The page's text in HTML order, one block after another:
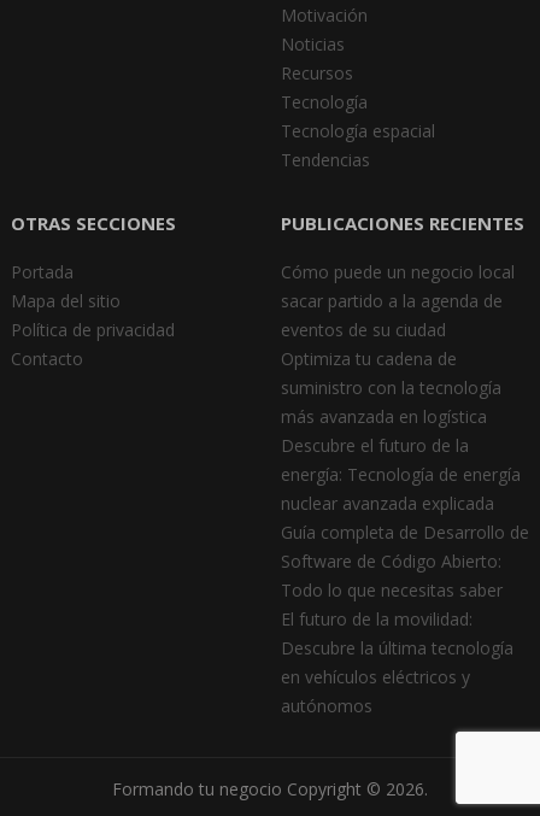
Motivación
Noticias
Recursos
Tecnología
Tecnología espacial
Tendencias
OTRAS SECCIONES
Portada
Mapa del sitio
Política de privacidad
Contacto
PUBLICACIONES RECIENTES
Cómo puede un negocio local
sacar partido a la agenda de
eventos de su ciudad
Optimiza tu cadena de
suministro con la tecnología
más avanzada en logística
Descubre el futuro de la
energía: Tecnología de energía
nuclear avanzada explicada
Guía completa de Desarrollo de
Software de Código Abierto:
Todo lo que necesitas saber
El futuro de la movilidad:
Descubre la última tecnología
en vehículos eléctricos y
autónomos
Formando tu negocio Copyright © 2026.